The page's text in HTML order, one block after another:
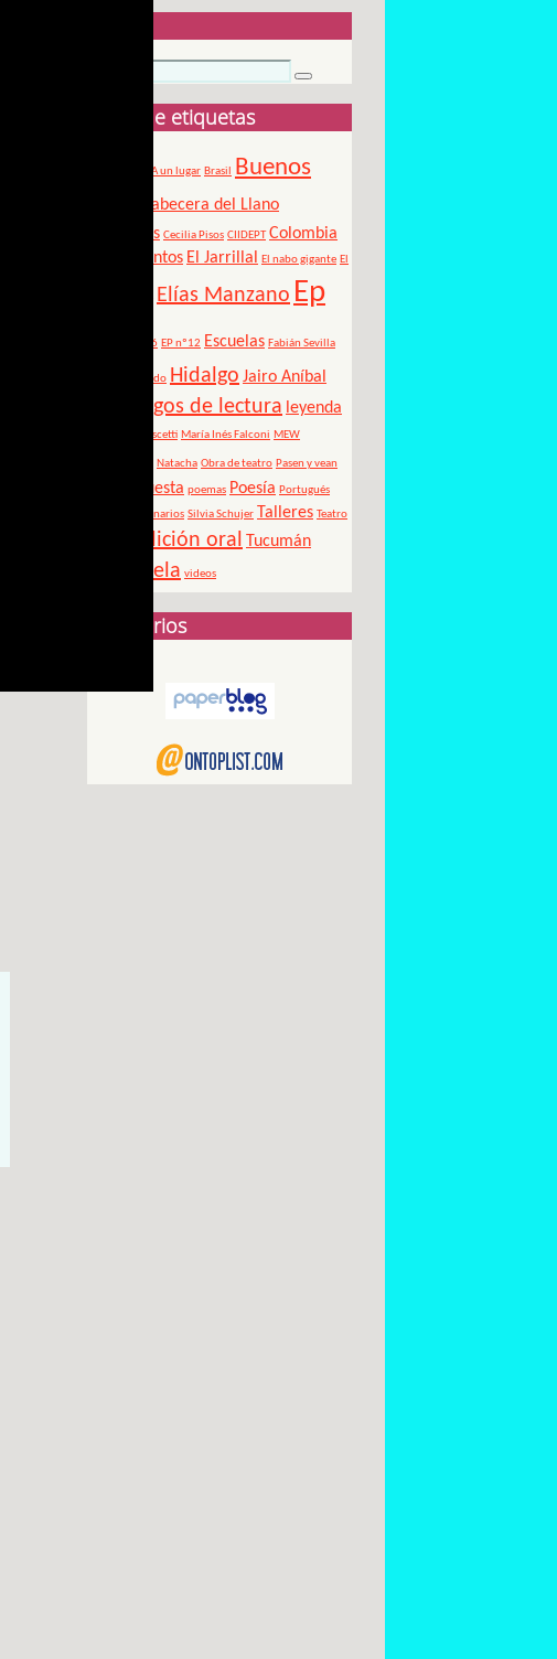
Buscar
Nube de etiquetas
A un lugar Brasil
Buenos
Cabecera del Llano
Canciones Cecilia Pisos CIIDEPT Colombia
Cuentos El Jarrillal El nabo gigante El
Elías Manzano Ep
EP Nº6 EP nº12 Escuelas Fabián Sevilla
Golpe de Estado Hidalgo Jairo Aníbal
Juegos de lectura leyenda
Luis María Pescetti María Inés Falconi MEW
Natacha Obra de teatro Pasen y vean
Pie de Cuesta poemas Poesía Portugués
Pueblos Originarios Silvia Schujer Talleres Teatro
Tradición oral Tucumán
Venezuela videos
Directorios